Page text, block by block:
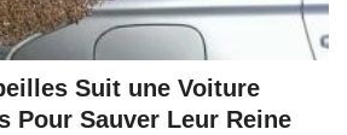
Suit une Voiture
Pour Sauver Leur Reine